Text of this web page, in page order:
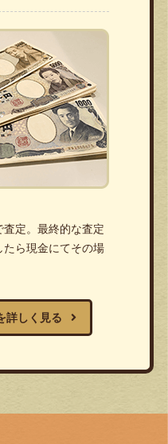
定。最終的な査定
ら現金にてその場
詳しく見る